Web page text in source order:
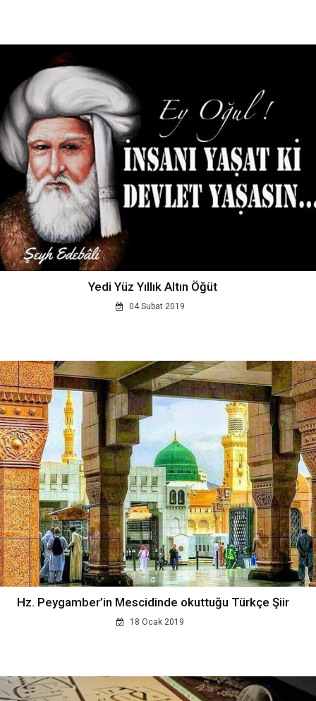
Yedi Yüz Yıllık Altın Öğüt
04 Subat 2019
Hz. Peygamber’in Mescidinde okuttuğu Türkçe Şiir
18 Ocak 2019